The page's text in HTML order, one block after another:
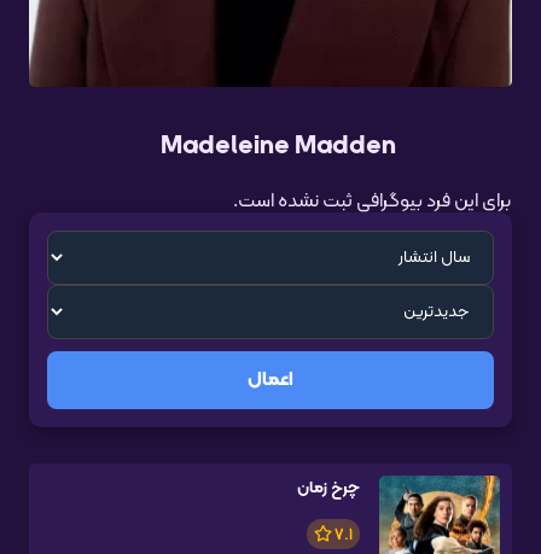
Madeleine Madden
برای این فرد بیوگرافی ثبت نشده است.
اعمال
چرخ زمان
7.1